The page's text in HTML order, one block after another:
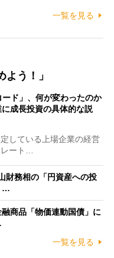
一覧を見る
う！」
ド」、何が変わったのか
成長投資の具体的な説
している上場企業の経営
ート…
財務相の「円資産への投
…
商品「物価連動国債」に
一覧を見る